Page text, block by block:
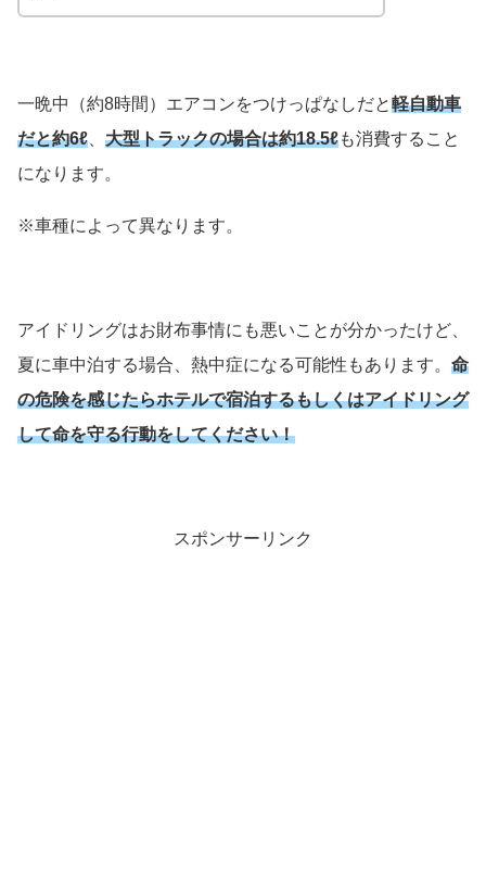
一晩中（約8時間）エアコンをつけっぱなしだと軽自動車
だと約6ℓ
大型トラックの場合は約18.5ℓも消費すること
になります。
※車種によって異なります。
アイドリングはお財布事情にも悪いことが分かったけど、
夏に車中泊する場合、熱中症になる可能性もあります。 命
の危険を感じたらホテルで宿泊するもしくはアイドリング
して命を守る行動をしてください！
スポンサーリンク